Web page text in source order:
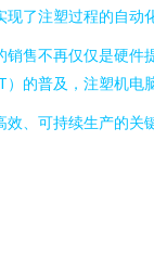
了注塑过程的自动
销售不再仅仅是硬
的普及，注塑机电
、可持续生产的关